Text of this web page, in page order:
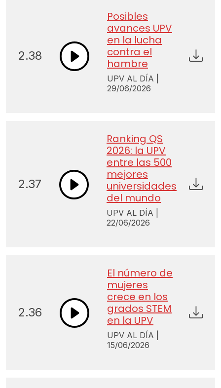
2.38
Posibles
avances UPV
en la lucha
contra el
hambre
UPV AL DÍA |
29/06/2026
2.37
Ranking QS
2026: la UPV
entre las 500
mejores
universidades
del mundo
UPV AL DÍA |
22/06/2026
2.36
El número de
mujeres
crece en los
grados STEM
en la UPV
UPV AL DÍA |
15/06/2026